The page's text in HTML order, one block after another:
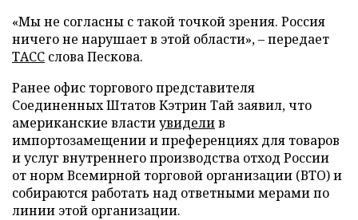
«Мы не согласны с такой точкой зрения. Россия
ничего не нарушает в этой области», – передает
ТАСС слова Пескова.
Ранее офис торгового представителя
Соединенных Штатов Кэтрин Тай заявил, что
американские властиувиделив
импортозамещении и преференциях для товаров
и услуг внутреннего производства отход России
от норм Всемирной торговой организации (ВТО) и
собираются работать над ответными мерами по
линии этой организации.